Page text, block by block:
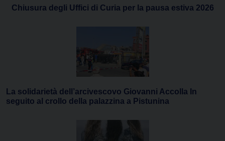
Chiusura degli Uffici di Curia per la pausa estiva 2026
La solidarietà dell’arcivescovo Giovanni Accolla In
seguito al crollo della palazzina a Pistunina